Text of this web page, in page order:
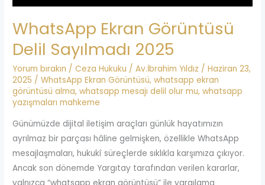
WhatsApp Ekran Görüntüsü
Delil Sayılmadı 2025
Yorum bırakın /Ceza Hukuku /Av.İbrahim Yıldız /Haziran 23,
2025 /WhatsApp Ekran Görüntüsü,whatsapp ekran
görüntüsü alma,whatsapp mesajı delil olur mu,whatsapp
yazışmaları mahkeme
Günümüzde dijital iletişim araçları günlük hayatımızın
ayrılmaz bir parçası hâline gelmişken, özellikle WhatsApp
mesajlaşmaları, hukukî süreçlerde sıklıkla karşımıza çıkıyor.
Ancak son dönemde Yargıtay tarafından verilen kararlar,
yalnızca “whatsapp ekran görüntüsü” ile yargılama